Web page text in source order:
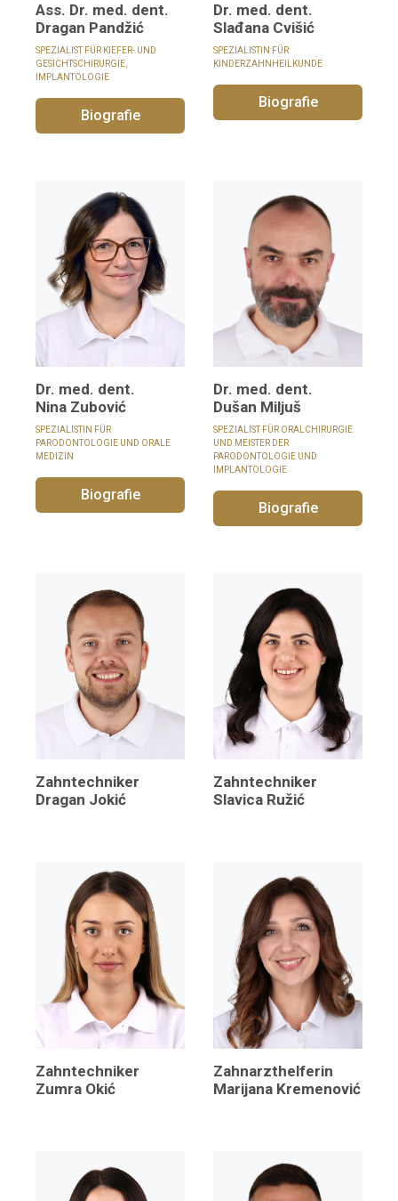
Ass. Dr. med. dent.
Dragan Pandžić
SPEZIALIST FÜR KIEFER- UND
GESICHTSCHIRURGIE,
IMPLANTOLOGIE
Biografie
Dr. med. dent.
Slađana Cvišić
SPEZIALISTIN FÜR
KINDERZAHNHEILKUNDE
Biografie
Dr. med. dent.
Nina Zubović
SPEZIALISTIN FÜR
PARODONTOLOGIE UND ORALE
MEDIZIN
Biografie
Dr. med. dent.
Dušan Miljuš
SPEZIALIST FÜR ORALCHIRURGIE
UND MEISTER DER
PARODONTOLOGIE UND
IMPLANTOLOGIE
Biografie
Zahntechniker
Dragan Jokić
Zahntechniker
Slavica Ružić
Zahntechniker
Zumra Okić
Zahnarzthelferin
Marijana Kremenović